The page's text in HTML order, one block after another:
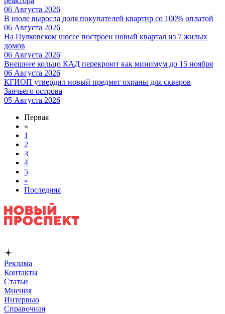
06 Августа 2026
В июле выросла доля покупателей квартир со 100% оплатой
06 Августа 2026
На Пулковском шоссе построен новый квартал из 7 жилых
домов
06 Августа 2026
Внешнее кольцо КАД перекроют как минимум до 15 ноября
06 Августа 2026
КГИОП утвердил новый предмет охраны для скверов
Заячьего острова
05 Августа 2026
Первая
«
1
2
3
4
5
»
Последняя
Реклама
Контакты
Статьи
Мнения
Интервью
Справочная